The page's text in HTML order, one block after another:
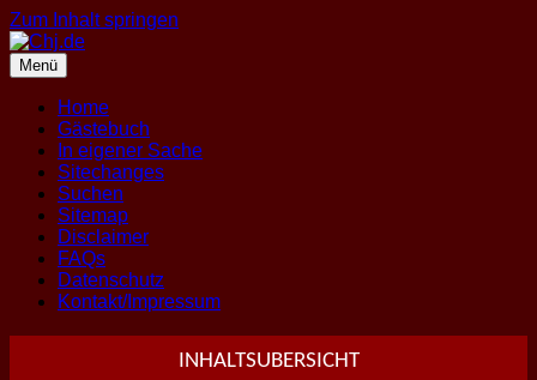
Zum Inhalt springen
Menü
Home
Gästebuch
In eigener Sache
Sitechanges
Suchen
Sitemap
Disclaimer
FAQs
Datenschutz
Kontakt/Impressum
INHALTSUBERSICHT